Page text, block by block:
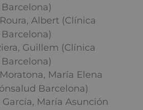
Albert (Clínica
Guillem (Clínica
María Elena
Barcelona)
García, María Asunción